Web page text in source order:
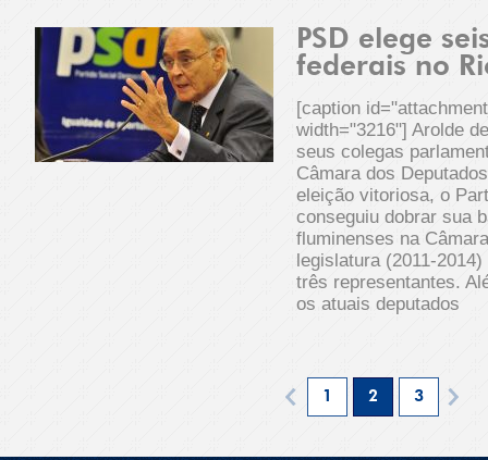
PSD elege
federais no
[caption
width="3216"] Arolde
seus colegas
Câmara dos
eleição vitoriosa, o
conseguiu dobrar sua
fluminenses na
legislatura (2011-
três representantes.
os atuais deputados
1 2 3